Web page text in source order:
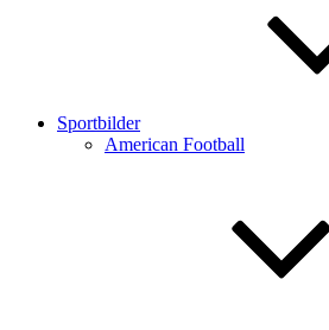
Sportbilder
American Football